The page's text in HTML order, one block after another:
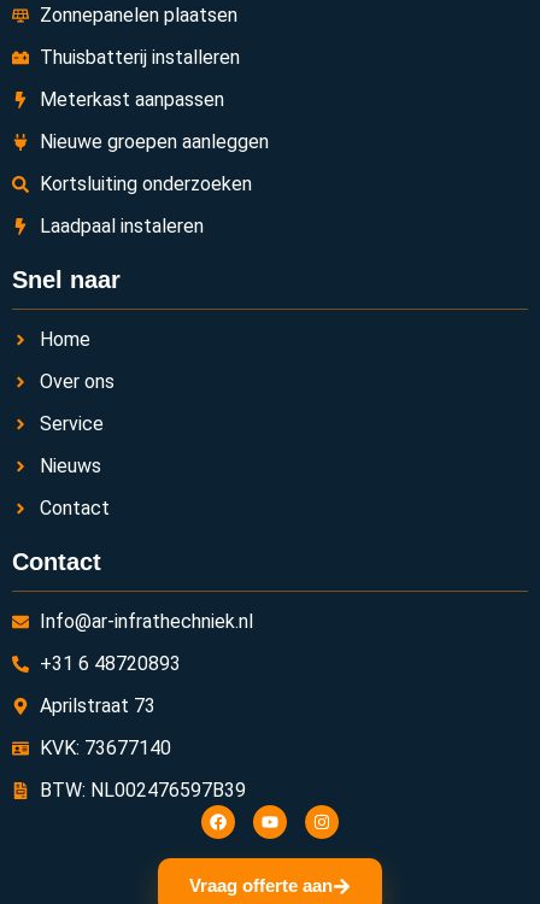
Zonnepanelen plaatsen
Thuisbatterij installeren
Meterkast aanpassen
Nieuwe groepen aanleggen
Kortsluiting onderzoeken
Laadpaal instaleren
Snel naar
Home
Over ons
Service
Nieuws
Contact
Contact
Info@ar-infrathechniek.nl
+31 6 48720893
Aprilstraat 73
KVK: 73677140
BTW: NL002476597B39
Vraag offerte aan